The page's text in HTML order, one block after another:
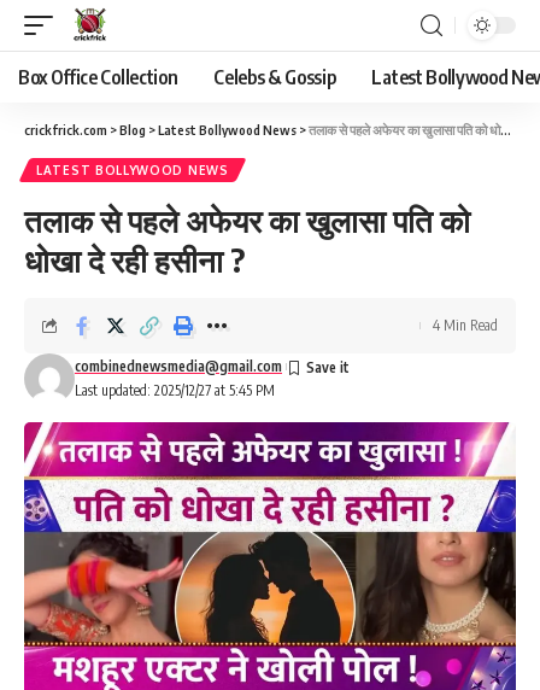
Box Office Collection Celebs & Gossip Latest Bollywood
crickfrick.com >Blog >Latest Bollywood News >तलाक से पहले अफेयर का खुलासा पति को धोखा दे रही हसीना ?
LATEST BOLLYWOOD NEWS
तलाक से पहले अफेयर का खुलासा पति को
धोखा दे रही हसीना ?
Last updated: 2025/12/27 at 5:45 PM
combinednewsmedia@gmail.com
4 Min Read